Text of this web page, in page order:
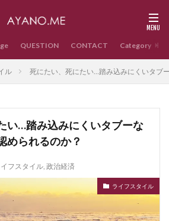
QUESTION CONTACT Category
ル 死にたい、死にたい…踏み込みにくいタブ
い…踏み込みにくいタブーな
められるのか？
フスタイル, 政治経済
ライフスタイル